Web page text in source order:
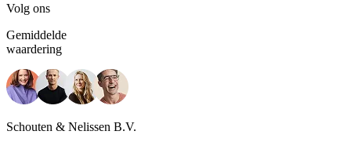
Volg ons
Gemiddelde
waardering
Schouten & Nelissen B.V.